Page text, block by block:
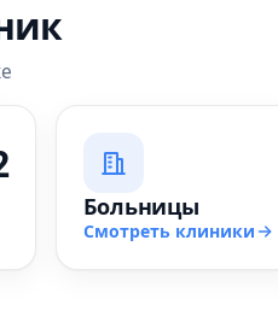
Больницы
Смотреть клиники